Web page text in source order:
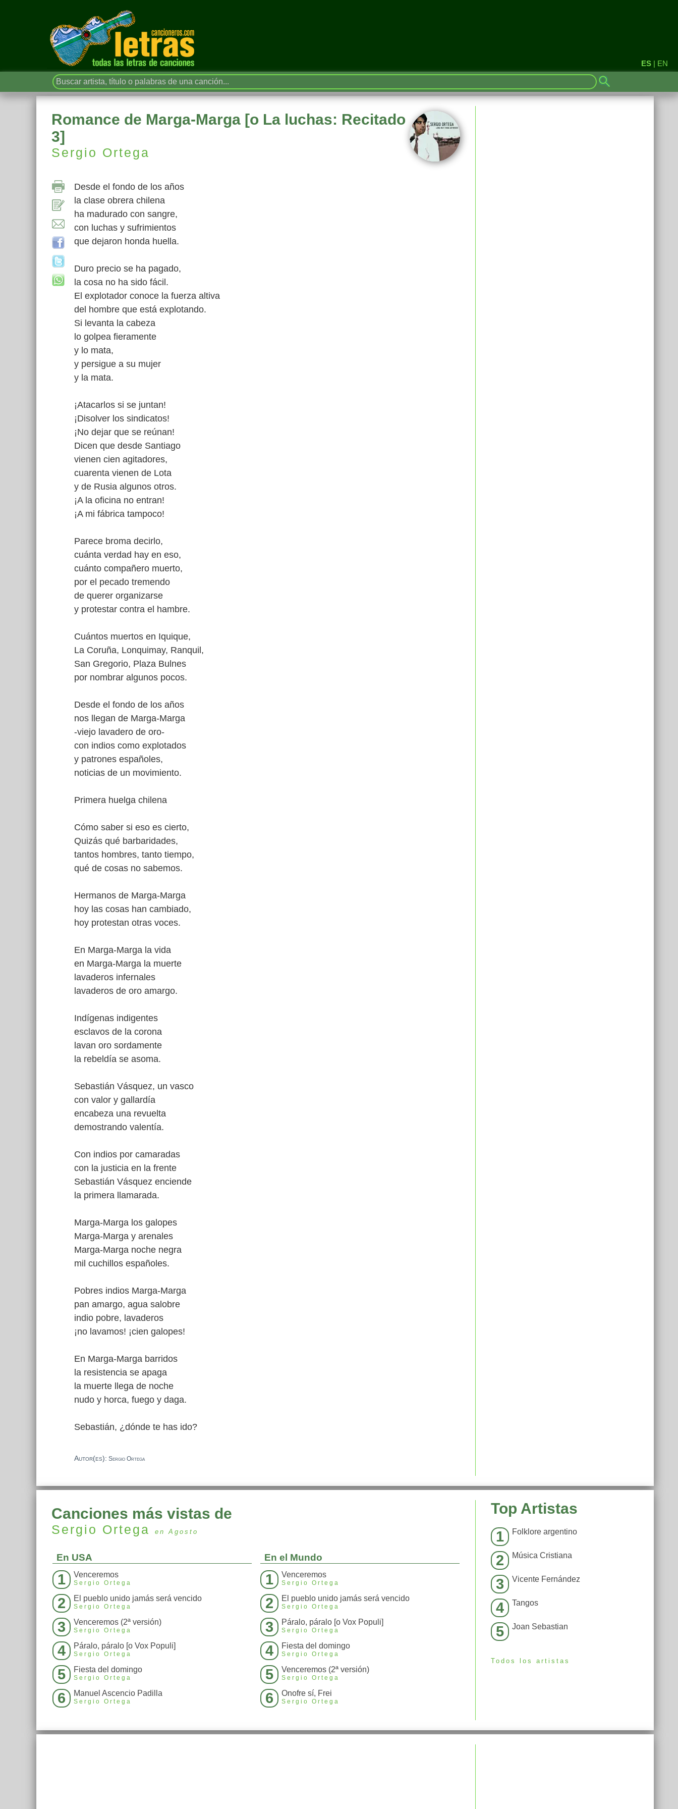
ES | EN
Romance de Marga-Marga [o La luchas: Recitado
3]
Sergio Ortega
Desde el fondo de los años
la clase obrera chilena
ha madurado con sangre,
con luchas y sufrimientos
que dejaron honda huella.
Duro precio se ha pagado,
la cosa no ha sido fácil.
El explotador conoce la fuerza altiva
del hombre que está explotando.
Si levanta la cabeza
lo golpea fieramente
y lo mata,
y persigue a su mujer
y la mata.
¡Atacarlos si se juntan!
¡Disolver los sindicatos!
¡No dejar que se reúnan!
Dicen que desde Santiago
vienen cien agitadores,
cuarenta vienen de Lota
y de Rusia algunos otros.
¡A la oficina no entran!
¡A mi fábrica tampoco!
Parece broma decirlo,
cuánta verdad hay en eso,
cuánto compañero muerto,
por el pecado tremendo
de querer organizarse
y protestar contra el hambre.
Cuántos muertos en Iquique,
La Coruña, Lonquimay, Ranquil,
San Gregorio, Plaza Bulnes
por nombrar algunos pocos.
Desde el fondo de los años
nos llegan de Marga-Marga
-viejo lavadero de oro-
con indios como explotados
y patrones españoles,
noticias de un movimiento.
Primera huelga chilena
Cómo saber si eso es cierto,
Quizás qué barbaridades,
tantos hombres, tanto tiempo,
qué de cosas no sabemos.
Hermanos de Marga-Marga
hoy las cosas han cambiado,
hoy protestan otras voces.
En Marga-Marga la vida
en Marga-Marga la muerte
lavaderos infernales
lavaderos de oro amargo.
Indígenas indigentes
esclavos de la corona
lavan oro sordamente
la rebeldía se asoma.
Sebastián Vásquez, un vasco
con valor y gallardía
encabeza una revuelta
demostrando valentía.
Con indios por camaradas
con la justicia en la frente
Sebastián Vásquez enciende
la primera llamarada.
Marga-Marga los galopes
Marga-Marga y arenales
Marga-Marga noche negra
mil cuchillos españoles.
Pobres indios Marga-Marga
pan amargo, agua salobre
indio pobre, lavaderos
¡no lavamos! ¡cien galopes!
En Marga-Marga barridos
la resistencia se apaga
la muerte llega de noche
nudo y horca, fuego y daga.
Sebastián, ¿dónde te has ido?
Autor(es): Sergio Ortega
Canciones más vistas de
Sergio Ortega en Agosto
En USA
1 Venceremos
Sergio Ortega
2 El pueblo unido jamás será vencido
Sergio Ortega
3 Venceremos (2ª versión)
Sergio Ortega
4 Páralo, páralo [o Vox Populi]
Sergio Ortega
5 Fiesta del domingo
Sergio Ortega
6 Manuel Ascencio Padilla
Sergio Ortega
En el Mundo
1 Venceremos
Sergio Ortega
2 El pueblo unido jamás será vencido
Sergio Ortega
3 Páralo, páralo [o Vox Populi]
Sergio Ortega
4 Fiesta del domingo
Sergio Ortega
5 Venceremos (2ª versión)
Sergio Ortega
6 Onofre sí, Frei
Sergio Ortega
Top Artistas
1 Folklore argentino
2 Música Cristiana
3 Vicente Fernández
4 Tangos
5 Joan Sebastian
Todos los artistas